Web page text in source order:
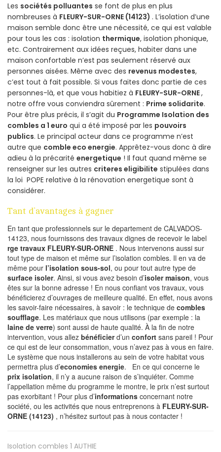
Les sociétés polluantes se font de plus en plus
nombreuses à FLEURY-SUR-ORNE (14123) . L’isolation d’une
maison semble donc être une nécessité, ce qui est valable
pour tous les cas : isolation thermique, isolation phonique,
etc. Contrairement aux idées reçues, habiter dans une
maison confortable n’est pas seulement réservé aux
personnes aisées. Même avec des revenus modestes,
c’est tout à fait possible. Si vous faites donc partie de ces
personnes-là, et que vous habitiez à FLEURY-SUR-ORNE,
notre offre vous conviendra sûrement : Prime solidarite.
Pour être plus précis, il s’agit du Programme Isolation des
combles a 1 euro qui a été imposé par les pouvoirs
publics. Le principal acteur dans ce programme n’est
autre que comble eco energie. Apprêtez-vous donc à dire
adieu à la précarité energetique ! Il faut quand même se
renseigner sur les autres criteres eligibilite stipulées dans
la loi POPE relative à la rénovation energetique sont à
considérer.
Tant d’avantages à gagner
En tant que professionnels sur le departement de CALVADOS-
14123, nous fournissons des travaux dignes de recevoir le label
rge travaux FLEURY-SUR-ORNE . Nous intervenons aussi sur
tout type de maison et même sur l’isolation combles. Il en va de
même pour l’isolation sous-sol, ou pour tout autre type de
surface isoler. Ainsi, si vous avez besoin d’isoler maison, vous
êtes sur la bonne adresse ! En nous confiant vos travaux, vous
bénéficierez d’ouvrages de meilleure qualité. En effet, nous avons
les savoir-faire nécessaires, à savoir : le technique de combles
soufflage. Les matériaux que nous utilisons (par exemple : la
laine de verre) sont aussi de haute qualité. À la fin de notre
intervention, vous allez bénéficierd’un confort sans pareil ! Pour
ce qui est de leur consommation, vous n’avez pas à vous en faire.
Le système que nous installerons au sein de votre habitat vous
permettra plus d’economies energie. En ce qui concerne le
prix isolation, il n’y a aucune raison de s’inquiéter. Comme
l’appellation même du programme le montre, le prix n’est surtout
pas exorbitant ! Pour plus d’informations concernant notre
société, ou les activités que nous entreprenons à FLEURY-SUR-
ORNE (14123) , n’hésitez surtout pas à nous contacter !
Isolation combles 1 AUTHIE